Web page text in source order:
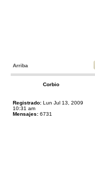
Arriba
Corbio
Registrado: Lun Jul 13, 2009
10:31 am
Mensajes: 6731